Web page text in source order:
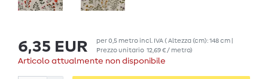
6,35 EUR per0,5 metroincl. IVA( Altezza (cm): 148 cm |
Prezzo unitario 12,69 € / metro)
Articolo attualmente non disponibile